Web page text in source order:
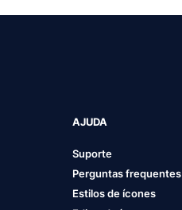
AJUDA
Suporte
Perguntas frequentes
Estilos de ícones